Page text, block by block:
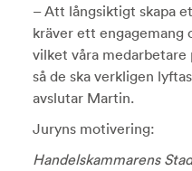
– Att långsiktigt skapa
kräver ett engagemang
vilket våra
så de ska verkligen
avslutar Martin.
Juryns motivering:
Handelskammarens